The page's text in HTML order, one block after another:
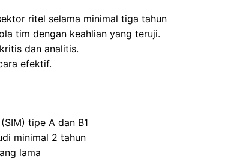
ritel selama minimal tiga tahun
tim dengan keahlian yang teruji.
dan analitis.
efektif.
tipe A dan B1
minimal 2 tahun
lama